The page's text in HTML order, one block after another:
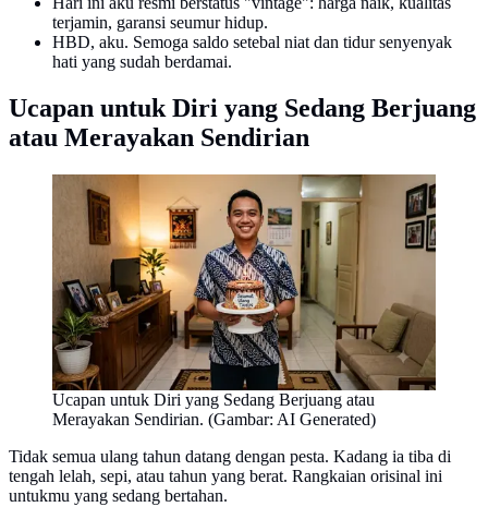
terjamin, garansi seumur hidup.
HBD, aku. Semoga saldo setebal niat dan tidur senyenyak
hati yang sudah berdamai.
Ucapan untuk Diri yang Sedang Berjuang
atau Merayakan Sendirian
Ucapan untuk Diri yang Sedang Berjuang atau
Merayakan Sendirian. (Gambar: AI Generated)
Tidak semua ulang tahun datang dengan pesta. Kadang ia tiba di
tengah lelah, sepi, atau tahun yang berat. Rangkaian orisinal ini
untukmu yang sedang bertahan.